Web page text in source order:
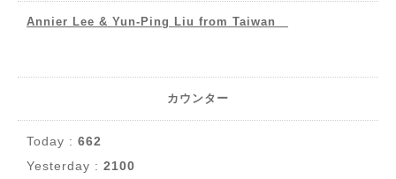
Annier Lee & Yun-Ping Liu from Taiwan
カウンター
Today : 662
Yesterday : 2100